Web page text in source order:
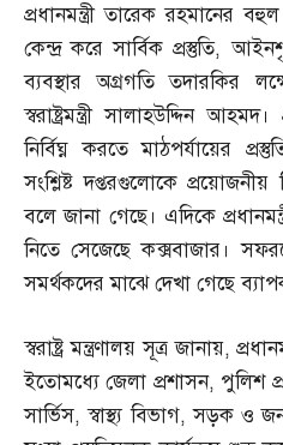
প্রধানমন্ত্রী তারেক রহমানের
কেন্দ্র করে সার্বিক প্রস্তুতি,
ব্যবস্থার অগ্রগতি তদারকির
স্বরাষ্ট্রমন্ত্রী সালাহউদ্দিন
নির্বিঘ্ন করতে মাঠপর্যায়ের
সংশ্লিষ্ট দপ্তরগুলোকে
বলে জানা গেছে। এদিকে
নিতে সেজেছে কক্সবাজার।
সমর্থকদের মাঝে দেখা গেছে
স্বরাষ্ট্র মন্ত্রণালয় সূত্র জানায়,
ইতোমধ্যে জেলা প্রশাসন, পুলিশ
সার্ভিস,স্বাস্থ্য বিভাগ,সড়ক ও